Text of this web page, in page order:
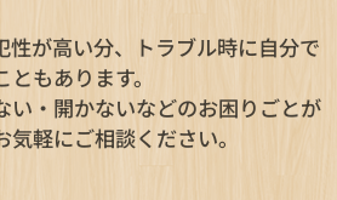
性が高い分、トラブル時に自分で
もあります。
い・開かないなどのお困りごとが
軽にご相談ください。